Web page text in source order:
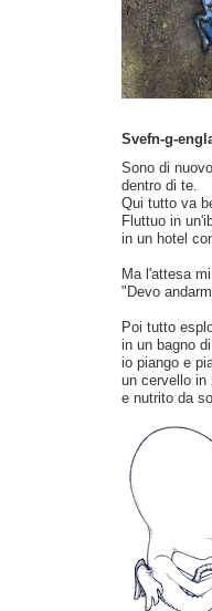
Svefn-g-
Sono di
dentro di te.
Qui tutto va
Fluttuo in
in un hotel
Ma l'attesa
"Devo
Poi tutto
in un bagno
io piango e
un cervello in
e nutrito da